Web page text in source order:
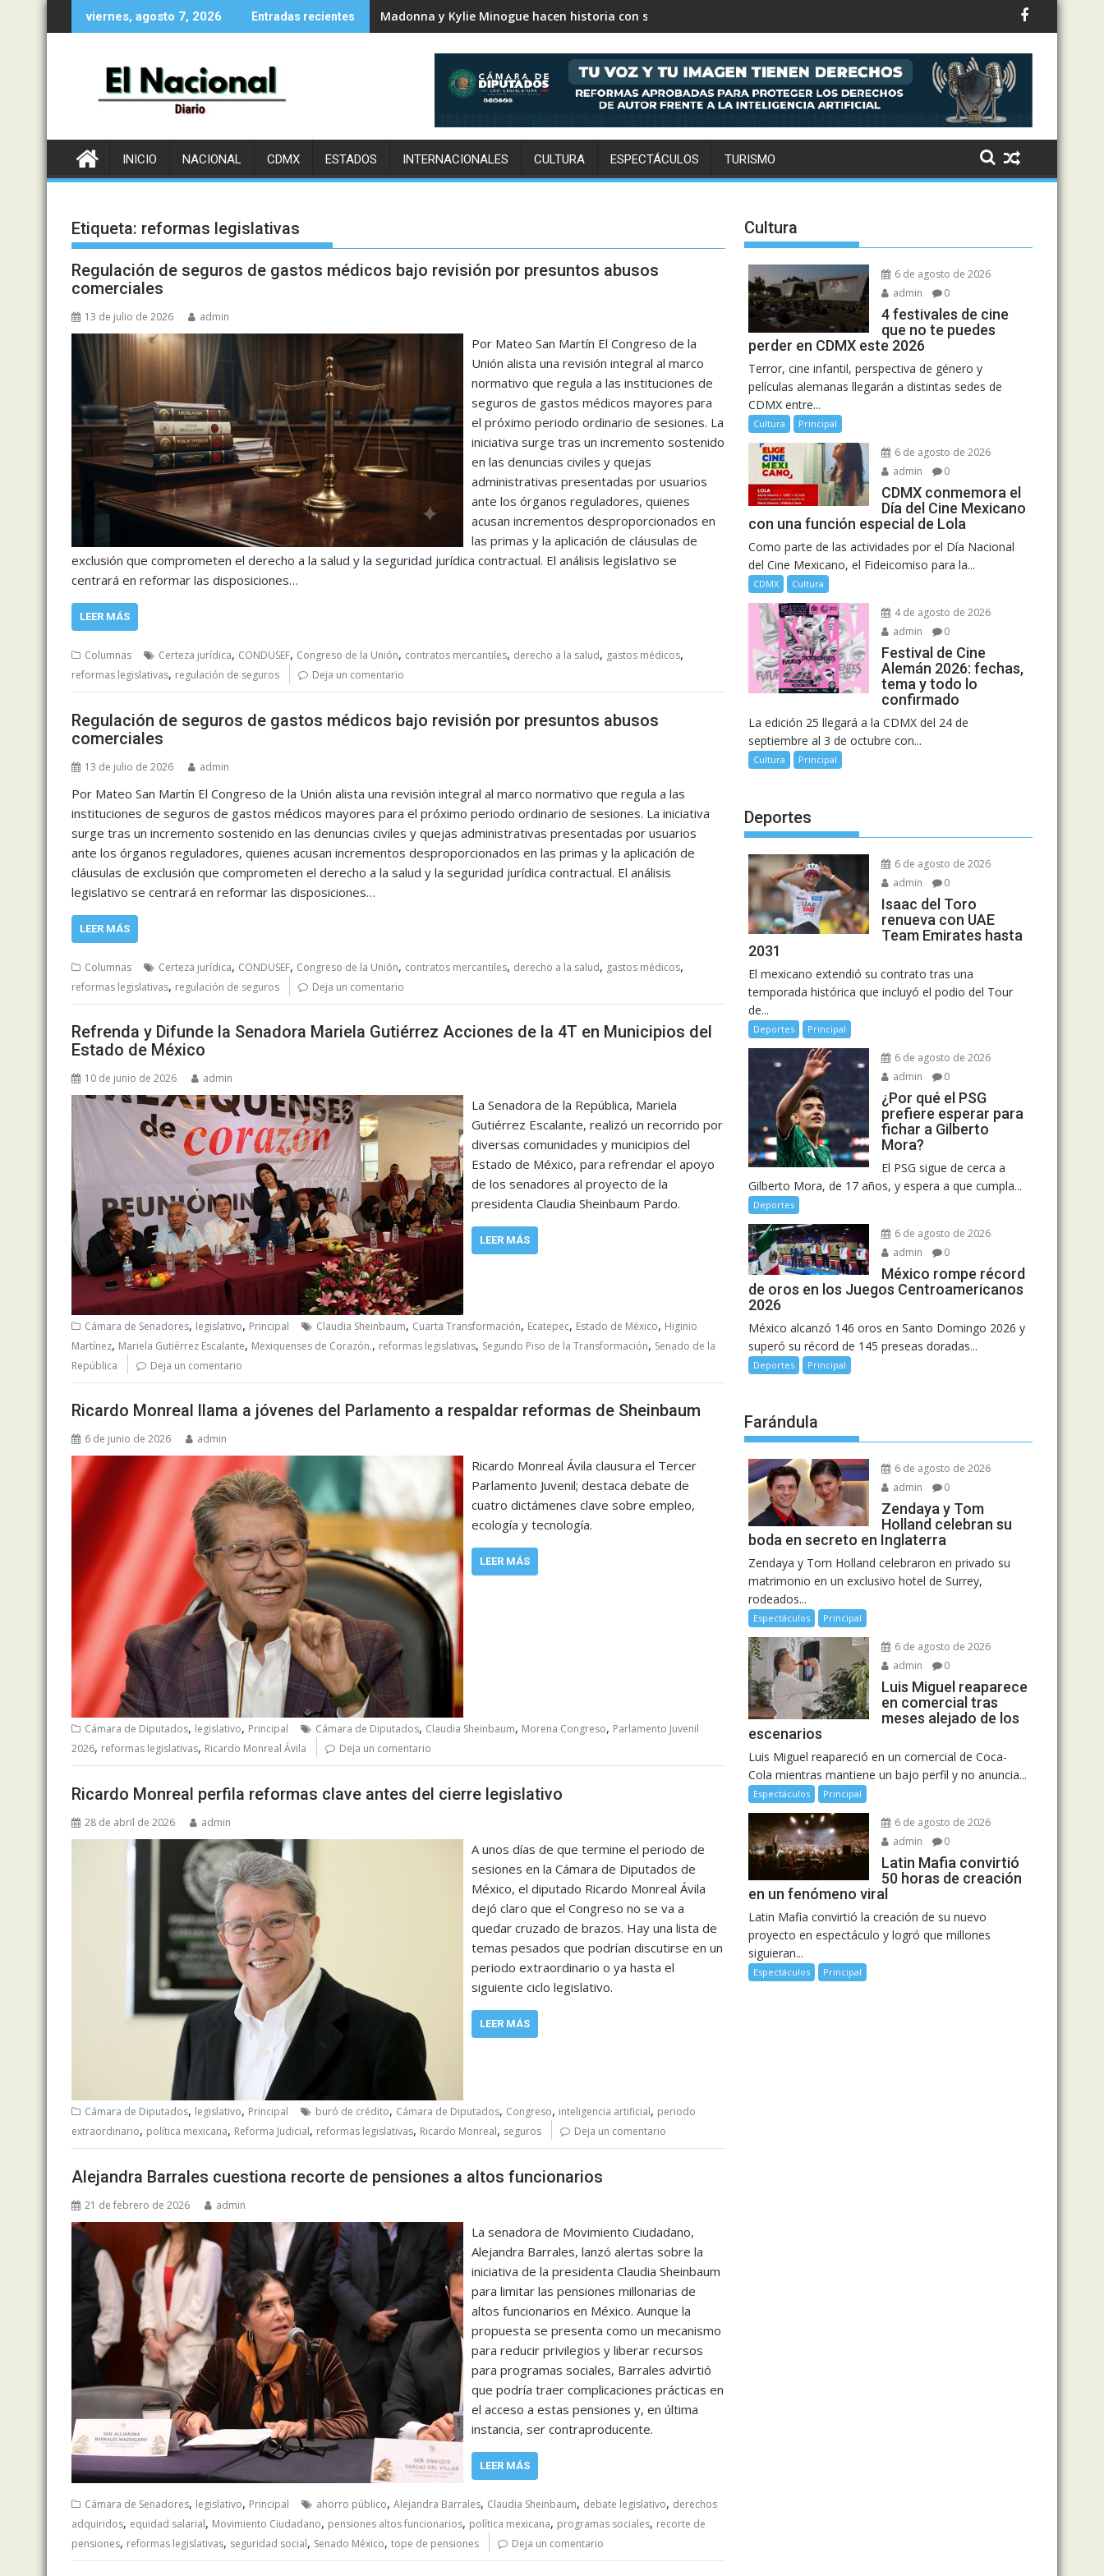
al
viernes, agosto 7, 2026 Entradas recientes Karol G revela el tracklist de No me arrepiento de sentir tanto: Drake, Bruno Mars y más estrellas se suman al álbum
Madonna y Kylie Minogue hacen historia con su primera colaboración: así suena el remix de Love Sensation
INICIO NACIONAL CDMX ESTADOS INTERNACIONALES CULTURA ESPECTÁCULOS TURISMO
Etiqueta: reformas legislativas
Regulación de seguros de gastos médicos bajo revisión por presuntos abusos
comerciales
13 de julio de 2026 admin
Por Mateo San Martín El Congreso de la
Unión alista una revisión integral al marco
normativo que regula a las instituciones de
seguros de gastos médicos mayores para
el próximo periodo ordinario de sesiones. La
iniciativa surge tras un incremento sostenido
en las denuncias civiles y quejas
administrativas presentadas por usuarios
ante los órganos reguladores, quienes
acusan incrementos desproporcionados en
las primas y la aplicación de cláusulas de
exclusión que comprometen el derecho a la salud y la seguridad jurídica contractual. El análisis legislativo se
centrará en reformar las disposiciones…
LEER MÁS
Columnas Certeza jurídica, CONDUSEF, Congreso de la Unión, contratos mercantiles, derecho a la salud, gastos médicos,
reformas legislativas, regulación de seguros Deja un comentario
Regulación de seguros de gastos médicos bajo revisión por presuntos abusos
comerciales
13 de julio de 2026 admin
Por Mateo San Martín El Congreso de la Unión alista una revisión integral al marco normativo que regula a las
instituciones de seguros de gastos médicos mayores para el próximo periodo ordinario de sesiones. La iniciativa
surge tras un incremento sostenido en las denuncias civiles y quejas administrativas presentadas por usuarios
ante los órganos reguladores, quienes acusan incrementos desproporcionados en las primas y la aplicación de
cláusulas de exclusión que comprometen el derecho a la salud y la seguridad jurídica contractual. El análisis
legislativo se centrará en reformar las disposiciones…
LEER MÁS
Columnas Certeza jurídica, CONDUSEF, Congreso de la Unión, contratos mercantiles, derecho a la salud, gastos médicos,
reformas legislativas, regulación de seguros Deja un comentario
Refrenda y Difunde la Senadora Mariela Gutiérrez Acciones de la 4T en Municipios del
Estado de México
10 de junio de 2026 admin
La Senadora de la República, Mariela
Gutiérrez Escalante, realizó un recorrido por
diversas comunidades y municipios del
Estado de México, para refrendar el apoyo
de los senadores al proyecto de la
presidenta Claudia Sheinbaum Pardo.
LEER MÁS
Cámara de Senadores, legislativo, Principal Claudia Sheinbaum, Cuarta Transformación, Ecatepec, Estado de México, Higinio
Martínez, Mariela Gutiérrez Escalante, Mexiquenses de Corazón., reformas legislativas, Segundo Piso de la Transformación, Senado de la
República
Deja un comentario
Ricardo Monreal llama a jóvenes del Parlamento a respaldar reformas de Sheinbaum
6 de junio de 2026 admin
Ricardo Monreal Ávila clausura el Tercer
Parlamento Juvenil; destaca debate de
cuatro dictámenes clave sobre empleo,
ecología y tecnología.
LEER MÁS
Cámara de Diputados, legislativo, Principal Cámara de Diputados, Claudia Sheinbaum, Morena Congreso, Parlamento Juvenil
2026, reformas legislativas, Ricardo Monreal Ávila Deja un comentario
Ricardo Monreal perfila reformas clave antes del cierre legislativo
28 de abril de 2026 admin
A unos días de que termine el periodo de
sesiones en la Cámara de Diputados de
México, el diputado Ricardo Monreal Ávila
dejó claro que el Congreso no se va a
quedar cruzado de brazos. Hay una lista de
temas pesados que podrían discutirse en un
periodo extraordinario o ya hasta el
siguiente ciclo legislativo.
LEER MÁS
Cámara de Diputados, legislativo, Principal buró de crédito, Cámara de Diputados, Congreso, inteligencia artificial, periodo
extraordinario, política mexicana, Reforma Judicial, reformas legislativas, Ricardo Monreal, seguros Deja un comentario
Alejandra Barrales cuestiona recorte de pensiones a altos funcionarios
21 de febrero de 2026 admin
La senadora de Movimiento Ciudadano,
Alejandra Barrales, lanzó alertas sobre la
iniciativa de la presidenta Claudia Sheinbaum
para limitar las pensiones millonarias de
altos funcionarios en México. Aunque la
propuesta se presenta como un mecanismo
para reducir privilegios y liberar recursos
para programas sociales, Barrales advirtió
que podría traer complicaciones prácticas en
el acceso a estas pensiones y, en última
instancia, ser contraproducente.
LEER MÁS
Cámara de Senadores, legislativo, Principal ahorro público, Alejandra Barrales, Claudia Sheinbaum, debate legislativo, derechos
adquiridos, equidad salarial, Movimiento Ciudadano, pensiones altos funcionarios, política mexicana, programas sociales, recorte de
pensiones, reformas legislativas, seguridad social, Senado México, tope de pensiones Deja un comentario
Cultura
6 de agosto de 2026
admin
0
4 festivales de cine
que no te puedes
perder en CDMX este 2026
Terror, cine infantil, perspectiva de género y
películas alemanas llegarán a distintas sedes de
CDMX entre...
Cultura Principal
6 de agosto de 2026
admin
0
CDMX conmemora el
Día del Cine Mexicano
con una función especial de Lola
Como parte de las actividades por el Día Nacional
del Cine Mexicano, el Fideicomiso para la...
CDMX Cultura
4 de agosto de 2026
admin
0
Festival de Cine
Alemán 2026: fechas,
tema y todo lo
confirmado
La edición 25 llegará a la CDMX del 24 de
septiembre al 3 de octubre con...
Cultura Principal
Deportes
6 de agosto de 2026
admin
0
Isaac del Toro
renueva con UAE
Team Emirates hasta
2031
El mexicano extendió su contrato tras una
temporada histórica que incluyó el podio del Tour
de...
Deportes Principal
6 de agosto de 2026
admin
0
¿Por qué el PSG
prefiere esperar para
fichar a Gilberto
Mora?
El PSG sigue de cerca a
Gilberto Mora, de 17 años, y espera a que cumpla...
Deportes
6 de agosto de 2026
admin
0
México rompe récord
de oros en los Juegos Centroamericanos
2026
México alcanzó 146 oros en Santo Domingo 2026 y
superó su récord de 145 preseas doradas...
Deportes Principal
Farándula
6 de agosto de 2026
admin
0
Zendaya y Tom
Holland celebran su
boda en secreto en Inglaterra
Zendaya y Tom Holland celebraron en privado su
matrimonio en un exclusivo hotel de Surrey,
rodeados...
Espectáculos Principal
6 de agosto de 2026
admin
0
Luis Miguel reaparece
en comercial tras
meses alejado de los
escenarios
Luis Miguel reapareció en un comercial de Coca-
Cola mientras mantiene un bajo perfil y no anuncia...
Espectáculos Principal
6 de agosto de 2026
admin
0
Latin Mafia convirtió
50 horas de creación
en un fenómeno viral
Latin Mafia convirtió la creación de su nuevo
proyecto en espectáculo y logró que millones
siguieran...
Espectáculos Principal